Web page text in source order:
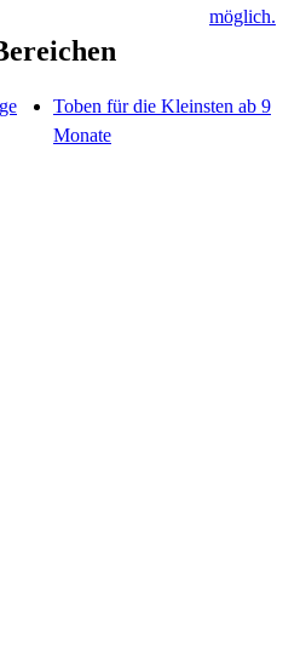
Toben für die Kleinsten ab 9
Monate